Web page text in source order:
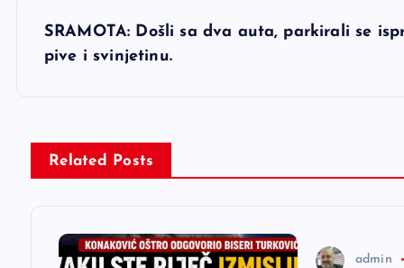
g
a
SRAMOTA: Došli sa dva auta, parkirali se
pive i svinjetinu.
Related Posts
admin